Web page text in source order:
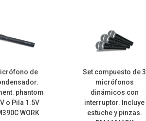
de
phantom
o Pila 1.5V
WORK
Set compuesto de 3
micrófonos
dinámicos con
interruptor. Incluye
estuche y pinzas.